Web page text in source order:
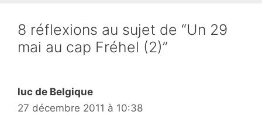
8 réflexions au sujet de “Un 29
mai au cap Fréhel (2)”
luc de Belgique
27 décembre 2011 à 10:38